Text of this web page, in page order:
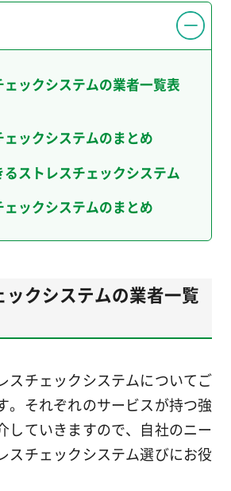
ェックシステムの業者一覧表
ェックシステムのまとめ
ストレスチェックシステム
ェックシステムのまとめ
ックシステムの業者一覧
スチェックシステムについてご
。それぞれのサービスが持つ強
していきますので、自社のニー
スチェックシステム選びにお役